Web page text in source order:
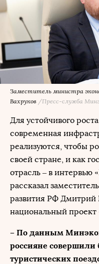
Заместитель министра
Вахруков /Пресс-служба
Для устойчивого
современная
реализуются, чтобы
своей стране, и как
отрасль – в интервью
рассказал
развития РФ Дмитрий
национальный проект
– По данным
россияне
туристических